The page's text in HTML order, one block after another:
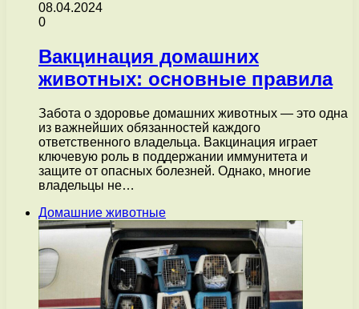
08.04.2024
0
Вакцинация домашних
животных: основные правила
Забота о здоровье домашних животных — это одна
из важнейших обязанностей каждого
ответственного владельца. Вакцинация играет
ключевую роль в поддержании иммунитета и
защите от опасных болезней. Однако, многие
владельцы не…
Домашние животные